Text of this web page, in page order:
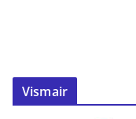
Vismair